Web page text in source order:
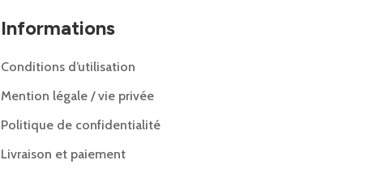
Informations
Conditions d’utilisation
Mention légale / vie privée
Politique de confidentialité
Livraison et paiement